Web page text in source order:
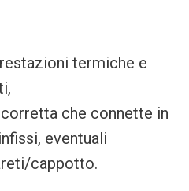
termiche e
corretta che connette in
eventuali
cappotto.